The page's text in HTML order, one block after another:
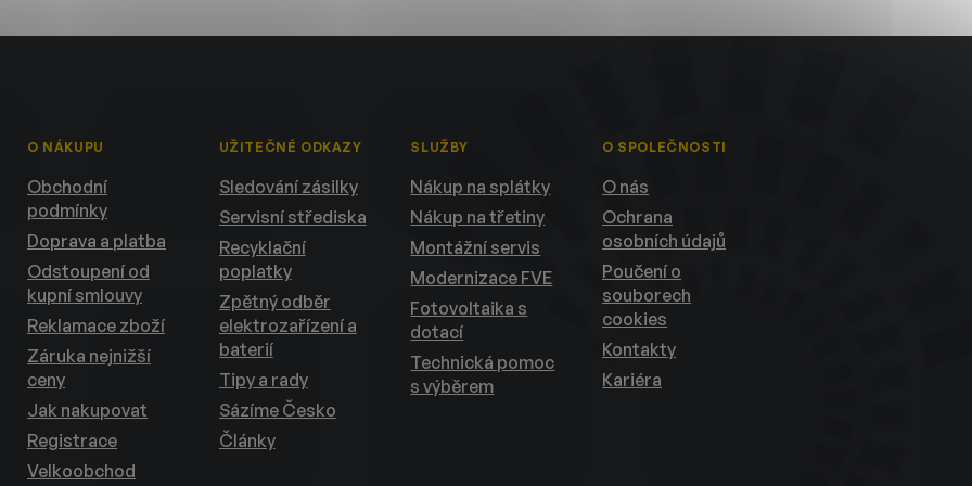
O NÁKUPU
Obchodní
podmínky
Doprava a platba
Odstoupení od
kupní smlouvy
Reklamace zboží
Záruka nejnižší
ceny
Jak nakupovat
Registrace
Velkoobchod
UŽITEČNÉ ODKAZY
Sledování zásilky
Servisní střediska
Recyklační
poplatky
Zpětný odběr
elektrozařízení a
baterií
Tipy a rady
Sázíme Česko
Články
SLUŽBY
Nákup na splátky
Nákup na třetiny
Montážní servis
Modernizace FVE
Fotovoltaika s
dotací
Technická pomoc
s výběrem
O SPOLEČNOSTI
O nás
Ochrana
osobních údajů
Poučení o
souborech
cookies
Kontakty
Kariéra